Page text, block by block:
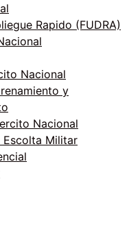
Rapido (FUDRA)
Nacional
y
Nacional
Militar